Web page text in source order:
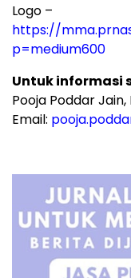
Logo –
https://
p=medium600
Untuk informasi
Pooja Poddar Jain,
Email: